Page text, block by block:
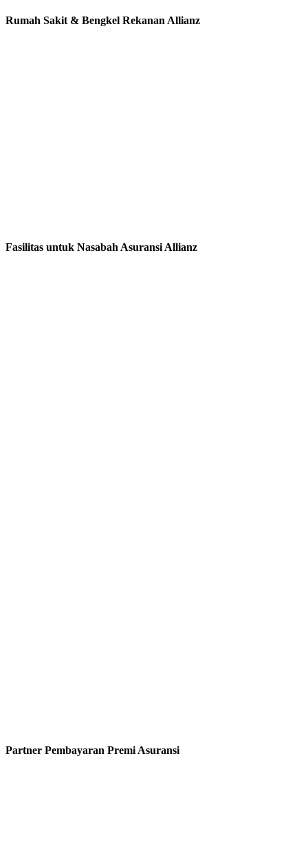
Rumah Sakit & Bengkel Rekanan Allianz
Fasilitas untuk Nasabah Asuransi Allianz
Partner Pembayaran Premi Asuransi